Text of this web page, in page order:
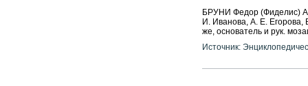
БРУНИ Федор (Фиделис)
И. Иванова, А. Е. Егорова,
же, основатель и рук.
Источник: